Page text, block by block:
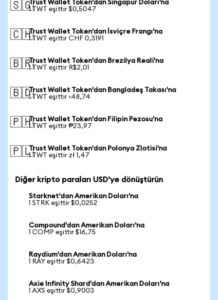
🇸🇬Trust Wallet Token'dan Singapur Doları'na
1 TWT eşittir $0,5047
🇨🇭Trust Wallet Token'dan İsviçre Frangı'na
1 TWT eşittir CHF 0,3191
🇧🇷Trust Wallet Token'dan Brezilya Reali'na
1 TWT eşittir R$2,01
🇧🇩Trust Wallet Token'dan Bangladeş Takası'na
1 TWT eşittir ৳48,74
🇵🇭Trust Wallet Token'dan Filipin Pezosu'na
1 TWT eşittir ₱23,97
🇵🇱Trust Wallet Token'dan Polonya Zlotisi'na
1 TWT eşittir zł 1,47
Diğer kripto paraları USD'ye dönüştürün
Starknet'dan Amerikan Doları'na
1 STRK eşittir $0,0252
Compound'dan Amerikan Doları'na
1 COMP eşittir $16,75
Raydium'dan Amerikan Doları'na
1 RAY eşittir $0,6423
Axie Infinity Shard'dan Amerikan Doları'na
1 AXS eşittir $0,9003